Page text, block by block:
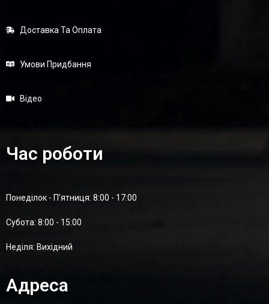
Доставка Та Оплата
Умови Придбання
Відео
Час роботи
Понеділок - П'ятниця: 8:00 - 17:00
Суботa: 8:00 - 15:00
Неділя: Вихідний
Адреса